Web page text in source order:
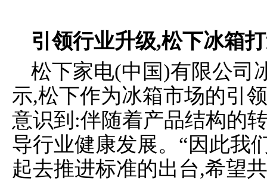
引领行业升级,松下冰箱
松下家电(中国)有限公司
示,松下作为冰箱市场的引
意识到:伴随着产品结构的
导行业健康发展。“因此我
起去推进标准的出台,希望